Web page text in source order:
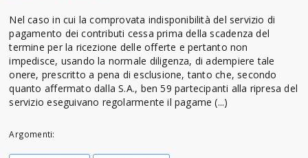
Nel caso in cui la comprovata indisponibilità del servizio di
pagamento dei contributi cessa prima della scadenza del
termine per la ricezione delle offerte e pertanto non
impedisce, usando la normale diligenza, di adempiere tale
onere, prescritto a pena di esclusione, tanto che, secondo
quanto affermato dalla S.A., ben 59 partecipanti alla ripresa del
servizio eseguivano regolarmente il pagame (...)
Argomenti: